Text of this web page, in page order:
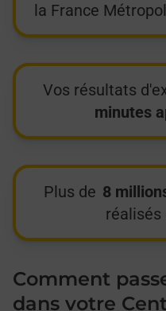
la France
Vos résultats
minutes
Plus de 8
réalisés
Comment
dans votre